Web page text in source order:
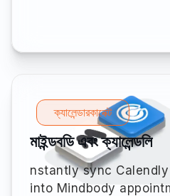
ক্যালেন্ডারকানেক্ট
মাইন্ডবডি এবং ক্যালেন্ডলি
nstantly sync
into Mindbody